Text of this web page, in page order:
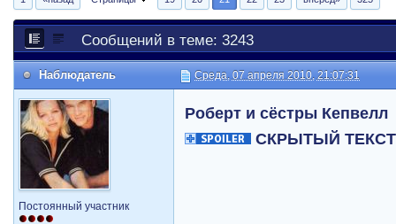
Сообщений в теме: 3243
Наблюдатель Среда, 07 апреля 2010, 21:07:31
Постоянный участник
Роберт и сёстры Кепвелл
СКРЫТЫЙ ТЕКСТ